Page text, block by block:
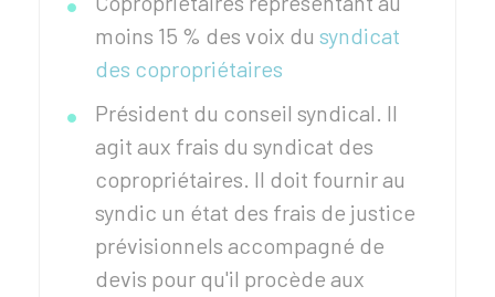
moins 15 % des voix du syndicat
des copropriétaires
Président du conseil syndical. Il
agit aux frais du syndicat des
copropriétaires. Il doit fournir au
syndic un état des frais de justice
prévisionnels accompagné de
devis pour qu'il procède aux